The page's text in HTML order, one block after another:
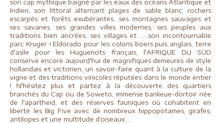
son cap mythique baigné par les eaux des océans Atlantique et
Indien, son littoral alternant plages de sable blanc, rochers
escarpés et forêts exubérantes, ses montagnes sauvages et
ses savanes, ses grandes villes modernes, ses peuples aux
traditions bien ancrées, ses villages et … son incontournable
parc Kruger ! Eldorado pour les colons boers puis anglais, terre
d'asile pour les Huguenots français, l'AFRIQUE DU SUD
conserve encore aujourd'hui de magnifiques demeures de style
hollandais et victorien, un savoir-faire quant à la culture de la
vigne et des traditions vinicoles réputées dans le monde entier
! N'hésitez plus et partez à la découverte des quartiers
branchés du Cap ou de Soweto, immense banlieue-dortoir née
de l'apartheid, et des réserves fauniques où cohabitent en
liberté les Big Five avec de nombreux hippopotames, girafes,
antilopes et une multitude d’oiseaux …